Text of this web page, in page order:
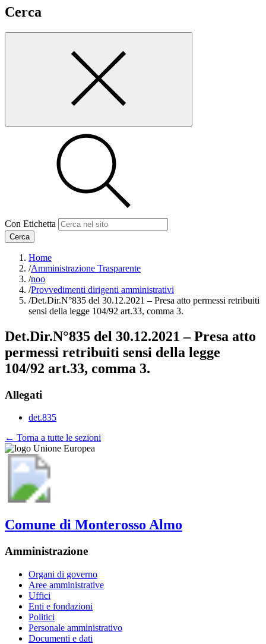
Cerca
Con Etichetta
Cerca
Home
/Amministrazione Trasparente
/noo
/Provvedimenti dirigenti amministrativi
/Det.Dir.N°835 del 30.12.2021 – Presa atto permessi retribuiti
sensi della legge 104/92 art.33, comma 3.
Det.Dir.N°835 del 30.12.2021 – Presa atto
permessi retribuiti sensi della legge
104/92 art.33, comma 3.
Allegati
det.835
← Torna a tutte le sezioni
Comune di Monterosso Almo
Amministrazione
Organi di governo
Aree amministrative
Uffici
Enti e fondazioni
Politici
Personale amministrativo
Documenti e dati